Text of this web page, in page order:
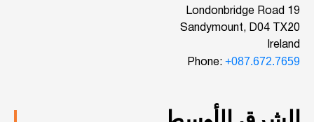
19 Londonbridge Road
Sandymount, D04 TX20
Ireland
Phone: +087.672.7659